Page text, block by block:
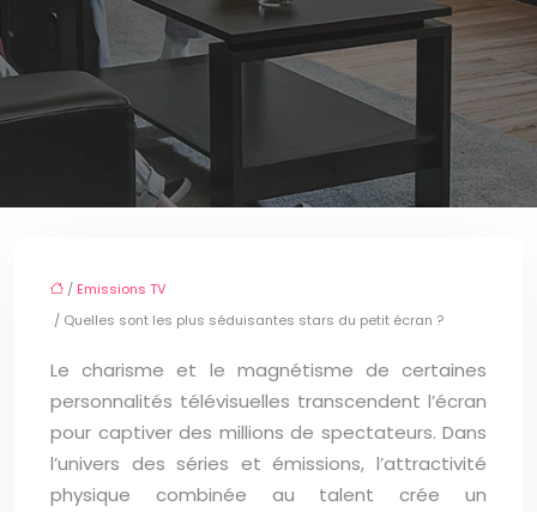
/ Emissions TV
/ Quelles sont les plus séduisantes stars du petit écran ?
Le charisme et le magnétisme de certaines
personnalités télévisuelles transcendent l’écran
pour captiver des millions de spectateurs. Dans
l’univers des séries et émissions, l’attractivité
physique combinée au talent crée un